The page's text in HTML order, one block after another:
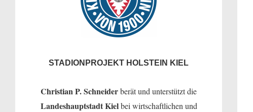
STADIONPROJEKT HOLSTEIN KIEL
Christian P. Schneiderberät und unterstützt die
Landeshauptstadt Kielbei wirtschaftlichen und